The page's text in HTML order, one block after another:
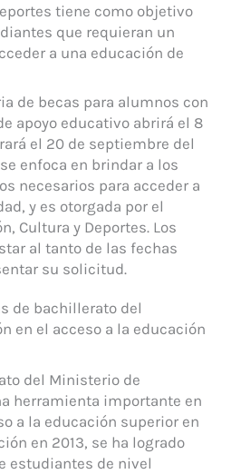
tiene como objetivo
que requieran un
a una educación de
de becas para alumnos con
apoyo educativo abrirá el 8
el 20 de septiembre del
enfoca en brindar a los
necesarios para acceder a
y es otorgada por el
Cultura y Deportes. Los
al tanto de las fechas
su solicitud.
de bachillerato del
en el acceso a la educación
del Ministerio de
herramienta importante en
a la educación superior en
en 2013, se ha logrado
estudiantes de nivel